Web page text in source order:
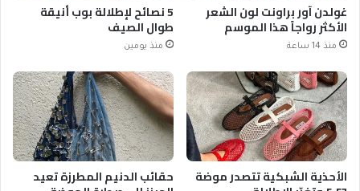
غولدن آور براونت لون الشعر
الأكثر رواجاً هذا الموسم
منذ 14 ساعة
5 نصائح لإطلالة بوب أنيقة
طوال الصيف
منذ يومين
الأحذية الشبكية تتصدر موضة حقائب الدنيم المطرزة تعيد